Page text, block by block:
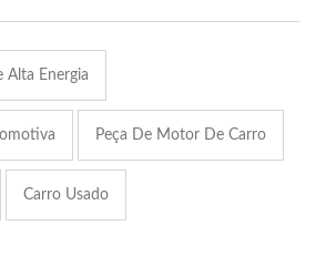
Alta Energia
Peça De Motor De Carro
Carro Usado